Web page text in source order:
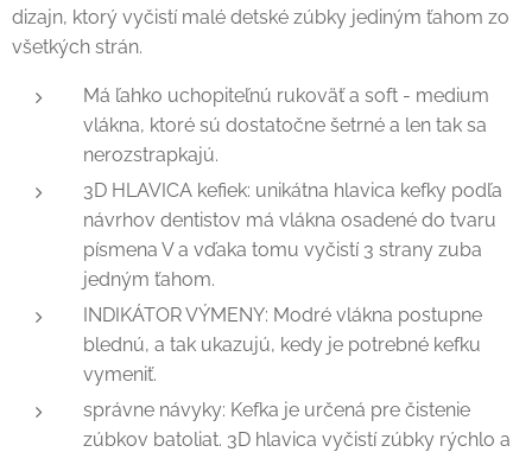
dizajn, ktorý vyčistí malé detské zúbky jediným ťahom zo
všetkých strán.
Má ľahko uchopiteľnú rukoväť a soft - medium
vlákna, ktoré sú dostatočne šetrné a len tak sa
nerozstrapkajú.
3D HLAVICA kefiek: unikátna hlavica kefky podľa
návrhov dentistov má vlákna osadené do tvaru
písmena V a vďaka tomu vyčistí 3 strany zuba
jedným ťahom.
INDIKÁTOR VÝMENY: Modré vlákna postupne
blednú, a tak ukazujú, kedy je potrebné kefku
vymeniť.
správne návyky: Kefka je určená pre čistenie
zúbkov batoliat. 3D hlavica vyčistí zúbky rýchlo a